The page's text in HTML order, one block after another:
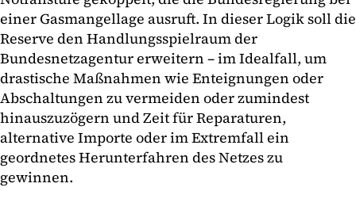
einer Gasmangellage ausruft. In dieser Logik soll die
Reserve den Handlungsspielraum der
Bundesnetzagentur erweitern – im Idealfall, um
drastische Maßnahmen wie Enteignungen oder
Abschaltungen zu vermeiden oder zumindest
hinauszuzögern und Zeit für Reparaturen,
alternative Importe oder im Extremfall ein
geordnetes Herunterfahren des Netzes zu
gewinnen.